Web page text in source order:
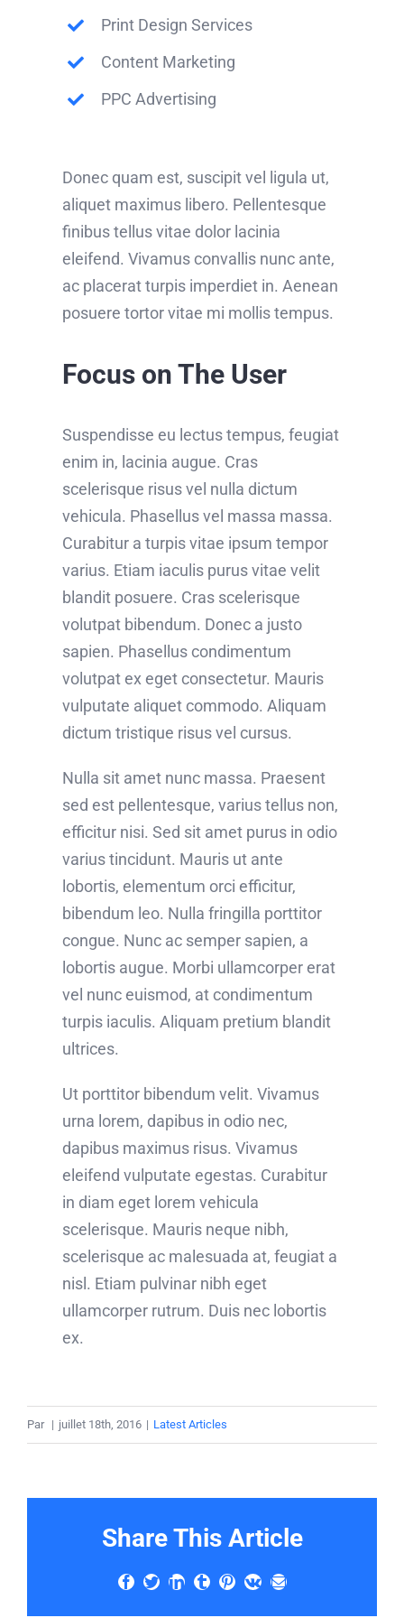
Print Design Services
Content Marketing
PPC Advertising
Donec quam est, suscipit vel ligula ut,
aliquet maximus libero. Pellentesque
finibus tellus vitae dolor lacinia
eleifend. Vivamus convallis nunc ante,
ac placerat turpis imperdiet in. Aenean
posuere tortor vitae mi mollis tempus.
Focus on The User
Suspendisse eu lectus tempus, feugiat
enim in, lacinia augue. Cras
scelerisque risus vel nulla dictum
vehicula. Phasellus vel massa massa.
Curabitur a turpis vitae ipsum tempor
varius. Etiam iaculis purus vitae velit
blandit posuere. Cras scelerisque
volutpat bibendum. Donec a justo
sapien. Phasellus condimentum
volutpat ex eget consectetur. Mauris
vulputate aliquet commodo. Aliquam
dictum tristique risus vel cursus.
Nulla sit amet nunc massa. Praesent
sed est pellentesque, varius tellus non,
efficitur nisi. Sed sit amet purus in odio
varius tincidunt. Mauris ut ante
lobortis, elementum orci efficitur,
bibendum leo. Nulla fringilla porttitor
congue. Nunc ac semper sapien, a
lobortis augue. Morbi ullamcorper erat
vel nunc euismod, at condimentum
turpis iaculis. Aliquam pretium blandit
ultrices.
Ut porttitor bibendum velit. Vivamus
urna lorem, dapibus in odio nec,
dapibus maximus risus. Vivamus
eleifend vulputate egestas. Curabitur
in diam eget lorem vehicula
scelerisque. Mauris neque nibh,
scelerisque ac malesuada at, feugiat a
nisl. Etiam pulvinar nibh eget
ullamcorper rutrum. Duis nec lobortis
ex.
Par | juillet 18th, 2016 | Latest Articles
Share This Article
Facebook
TwitterLinkedIn
TumblrPinterest
Vk Email